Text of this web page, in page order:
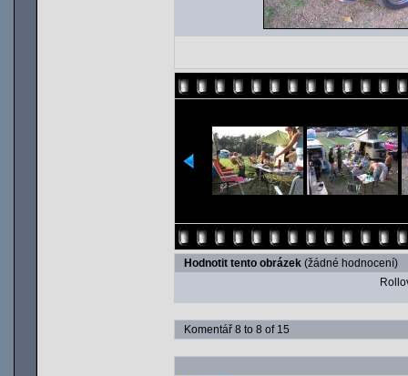
Hodnotit tento obrázek (žádné hodnocení)
Komentář 8 to 8 of 15